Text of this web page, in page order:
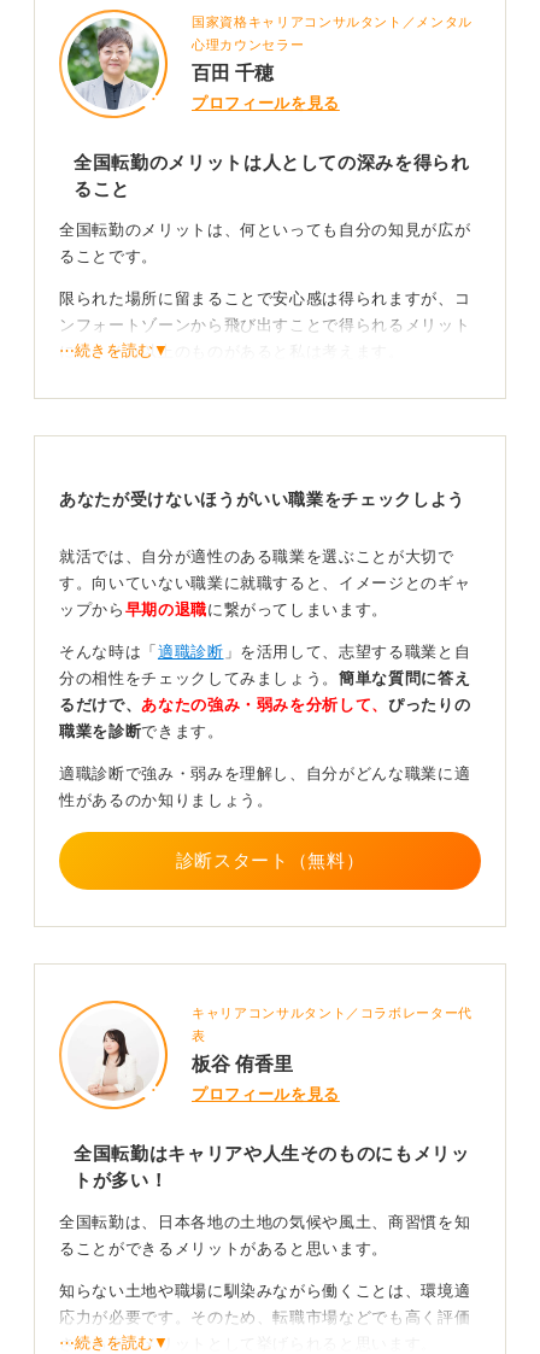
国家資格キャリアコンサルタント／メンタル
心理カウンセラー
百田 千穂
プロフィールを見る
全国転勤のメリットは人としての深みを得られ
ること
全国転勤のメリットは、何といっても自分の知見が広が
ることです。
限られた場所に留まることで安心感は得られますが、コ
ンフォートゾーンから飛び出すことで得られるメリット
には、それ以上のものがあると私は考えます。
れる要素となる
私自身、湖のほとりで暮らしたり、沖縄の離島に住んだ
たくさんの土地で得た経験は、やがて誰かのためになり
ます。そして、何よりも話題が豊富なることで、良好な
コミュニケーションを築く架け橋となるのです。
また私の知人は、あえて複数の地域で仕事ができるよう
所属している会社に希望を出したと話していました。
理由は、その土地でしか出逢えない人と出逢い、その土
す。彼女の願いはめでたく叶い、今では関東と関西を行
ったり来たりして日々を満喫しています。
さらには、双方の土地に親しい人間関係が生まれ、自分
の居場所が複数になったことで、大きな安心感も得られ
が上回る日がくることもあるかもしれません。
給与をもらいながら豊かな経験を積めることを恵まれた
チャンスだととらえ、与えられた環境に感謝の気持ちを
持つことが大切だと思います。
ぜひ、未知の土地から多くの学びを得て、誰かのために
0
⋯続きを読む▼
あなたが受けないほうがいい職業をチェックしよう
就活では、自分が適性のある職業を選ぶことが大切で
す。向いていない職業に就職すると、イメージとのギャ
ップから 早期の退職に繋がってしまいます。
そんな時は「 適職診断 」を活用して、志望する職業と自
分の相性をチェックしてみましょう。簡単な質問に答え
るだけで、 あなたの強み・弱みを分析して、 ぴったりの
職業を診断できます。
適職診断で強み・弱みを理解し、自分がどんな職業に適
性があるのか知りましょう。
診断スタート（無料）
キャリアコンサルタント／コラボレーター代
表
板谷 侑香里
プロフィールを見る
全国転勤はキャリアや人生そのものにもメリッ
トが多い！
全国転勤は、日本各地の土地の気候や風土、商習慣を知
ることができるメリットがあると思います。
知らない土地や職場に馴染みながら働くことは、環境適
応力が必要です。そのため、転職市場などでも高く評価
される点もメリットとして挙げられると思います。
⋯続きを読む▼